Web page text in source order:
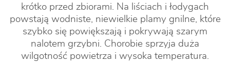
krótko przed zbiorami. Na liściach i łodygach
powstają wodniste, niewielkie plamy gnilne, które
szybko się powiększają i pokrywają szarym
nalotem grzybni. Chorobie sprzyja duża
wilgotność powietrza i wysoka temperatura.